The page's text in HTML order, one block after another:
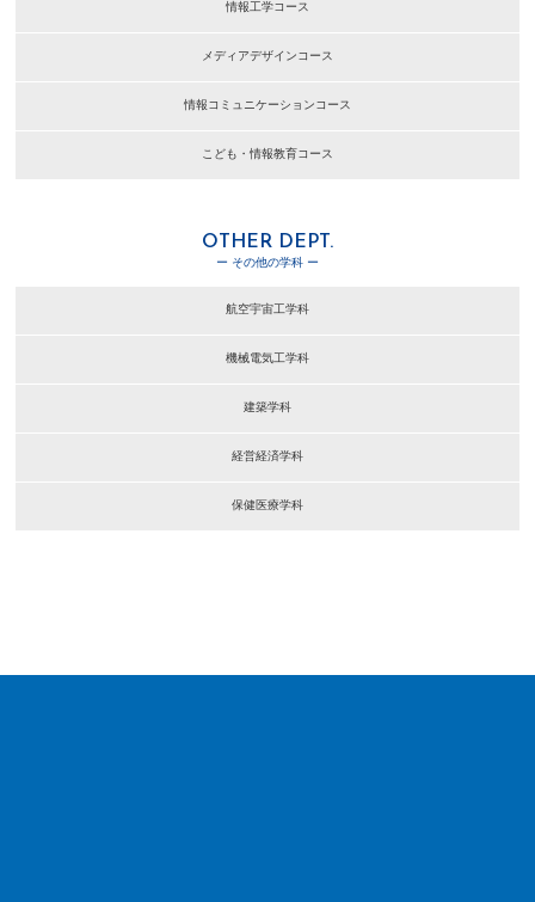
情報工学コース
メディアデザインコース
情報コミュニケーションコース
こども・情報教育コース
OTHER DEPT.
ー その他の学科 ー
航空宇宙工学科
機械電気工学科
建築学科
経営経済学科
保健医療学科